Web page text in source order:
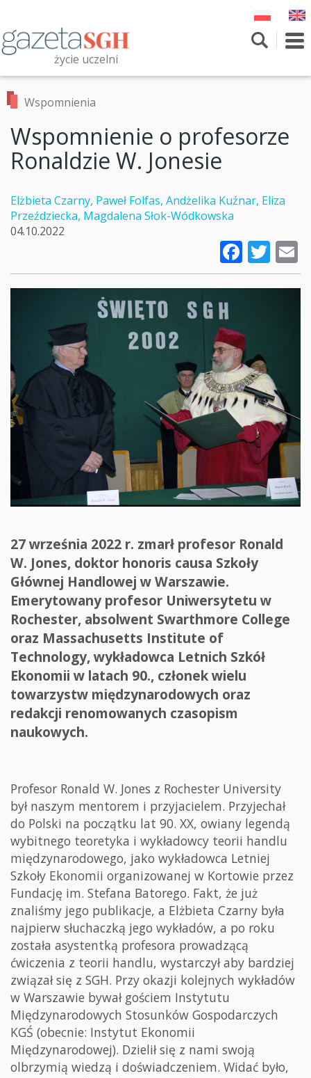
treści
życie uczelni
Przeszukaj witrynę
Wspomnienia
Wspomnienie o profesorze
Ronaldzie W. Jonesie
Elżbieta Czarny, Paweł Folfas, Andżelika Kuźnar, Eliza
Przeździecka, Magdalena Słok-Wódkowska
04.10.2022
27 września 2022 r. zmarł profesor Ronald
W. Jones, doktor honoris causa Szkoły
Głównej Handlowej w Warszawie.
Emerytowany profesor Uniwersytetu w
Rochester, absolwent Swarthmore College
oraz Massachusetts Institute of
Technology, wykładowca Letnich Szkół
Ekonomii w latach 90., członek wielu
towarzystw międzynarodowych oraz
redakcji renomowanych czasopism
naukowych.
Profesor Ronald W. Jones z Rochester University
był naszym mentorem i przyjacielem. Przyjechał
do Polski na początku lat 90. XX, owiany legendą
wybitnego teoretyka i wykładowcy teorii handlu
międzynarodowego, jako wykładowca Letniej
Szkoły Ekonomii organizowanej w Kortowie przez
Fundację im. Stefana Batorego. Fakt, że już
znaliśmy jego publikacje, a Elżbieta Czarny była
najpierw słuchaczką jego wykładów, a po roku
została asystentką profesora prowadzącą
ćwiczenia z teorii handlu, wystarczył aby bardziej
związał się z SGH. Przy okazji kolejnych wykładów
w Warszawie bywał gościem Instytutu
Międzynarodowych Stosunków Gospodarczych
KGŚ (obecnie: Instytut Ekonomii
Międzynarodowej). Dzielił się z nami swoją
olbrzymią wiedzą i doświadczeniem. Widać było,